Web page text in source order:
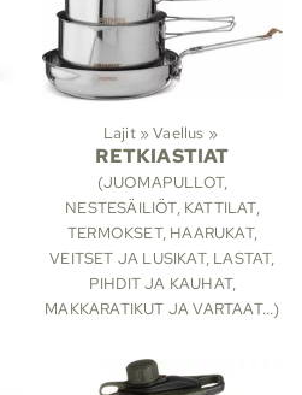
Lajit ‪»Vaellus ‪»
RETKIASTIAT
(JUOMAPULLOT,
NESTESÄILIÖT, KATTILAT,
TERMOKSET, HAARUKAT,
VEITSET JA LUSIKAT, LASTAT,
PIHDIT JA KAUHAT,
MAKKARATIKUT JA VARTAAT...)